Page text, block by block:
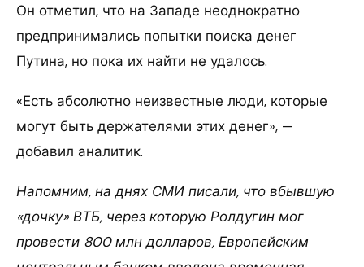
Он отметил, что на Западе неоднократно
предпринимались попытки поиска денег
Путина, но пока их найти не удалось.
«Есть абсолютно неизвестные люди, которые
могут быть держателями этих денег», —
добавил аналитик.
Напомним, на днях СМИ писали, что вбывшую
«дочку» ВТБ, через которую Ролдугин мог
провести 800 млн долларов, Европейским